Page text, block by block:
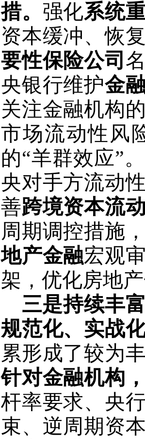
措。 强化系统
资本缓冲、恢
要性保险公司
央银行维护金
关注金融机构
市场流动性风
的“羊群效应”
央对手方流动
善跨境资本流
周期调控措施
地产金融宏观
架，优化房地
三是持续丰
规范化、实战
累形成了较为
针对金融机构
杆率要求、央
束、逆周期资